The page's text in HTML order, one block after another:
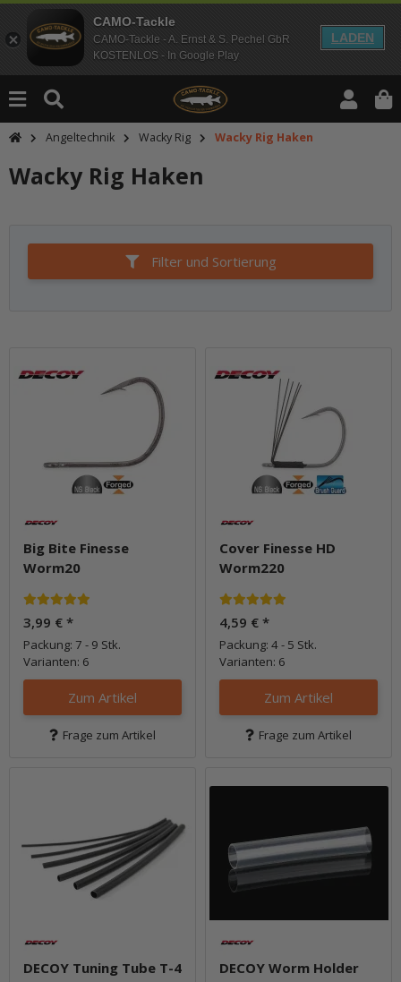
CAMO-Tackle
CAMO-Tackle - A. Ernst & S. Pechel GbR
KOSTENLOS - In Google Play
LADEN
Angeltechnik Wacky Rig Wacky Rig Haken
Wacky Rig Haken
Filter und Sortierung
Big Bite Finesse
Worm20
3,99 € *
Packung: 7 - 9 Stk.
Varianten: 6
Zum Artikel
Frage zum Artikel
Cover Finesse HD
Worm220
4,59 € *
Packung: 4 - 5 Stk.
Varianten: 6
Zum Artikel
Frage zum Artikel
DECOY Tuning Tube T-4
DECOY Worm Holder